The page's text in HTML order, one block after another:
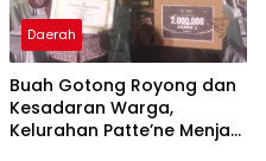
Daerah
Buah Gotong Royong dan
Kesadaran Warga,
Kelurahan Patte’ne Menjadi